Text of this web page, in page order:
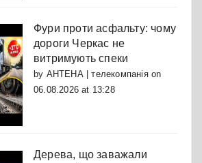
Фури проти асфальту: чому
дороги Черкас не
витримують спеки
by АНТЕНА | телекомпаніяon
06.08.2026 at 13:28
Дерева, що заважали